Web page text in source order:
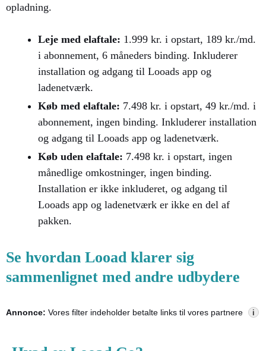
opladning.​
Leje med elaftale: 1.999 kr. i opstart, 189 kr./md.
i abonnement, 6 måneders binding. Inkluderer
installation og adgang til Looads app og
ladenetværk.​
Køb med elaftale: 7.498 kr. i opstart, 49 kr./md. i
abonnement, ingen binding. Inkluderer installation
og adgang til Looads app og ladenetværk.​
Køb uden elaftale: 7.498 kr. i opstart, ingen
månedlige omkostninger, ingen binding.
Installation er ikke inkluderet, og adgang til
Looads app og ladenetværk er ikke en del af
pakken.
Se hvordan Looad klarer sig
sammenlignet med andre udbydere
Annonce: Vores filter indeholder betalte links til vores partnere i